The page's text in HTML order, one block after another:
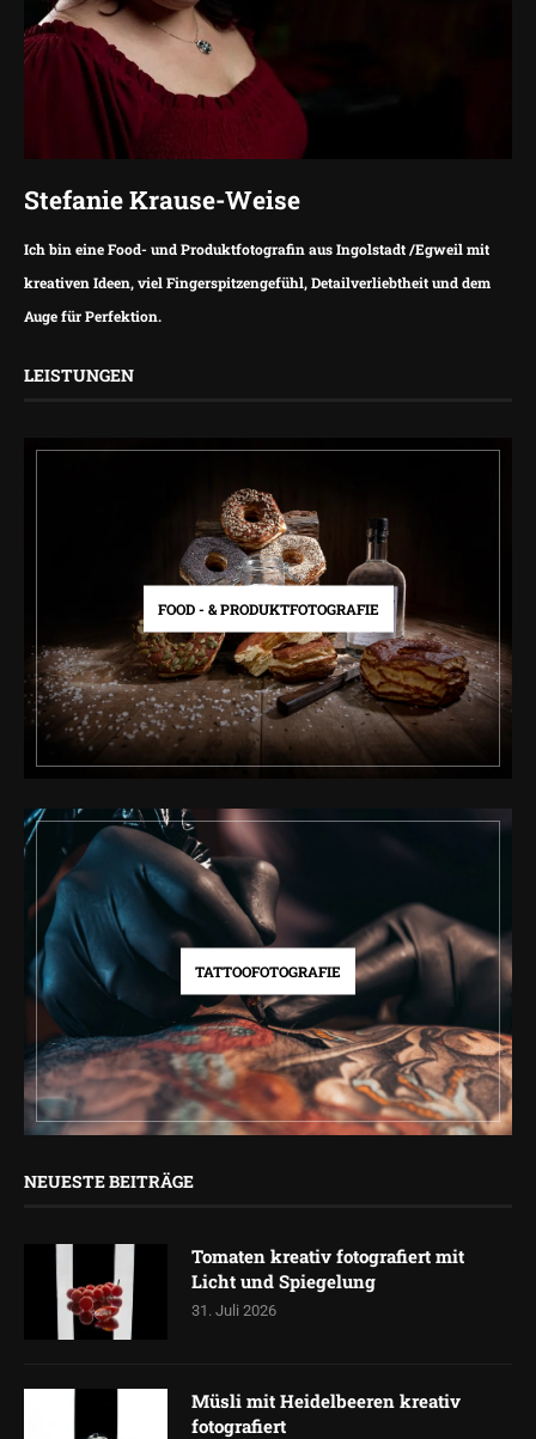
Stefanie Krause-Weise
Ich bin eine Food- und Produktfotografin aus Ingolstadt /Egweil mit
kreativen Ideen, viel Fingerspitzengefühl, Detailverliebtheit und dem
Auge für Perfektion.
LEISTUNGEN
FOOD - & PRODUKTFOTOGRAFIE
TATTOOFOTOGRAFIE
NEUESTE BEITRÄGE
Tomaten kreativ fotografiert mit
Licht und Spiegelung
31. Juli 2026
Müsli mit Heidelbeeren kreativ
fotografiert